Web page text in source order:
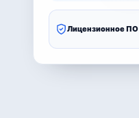
Лицензионное ПО